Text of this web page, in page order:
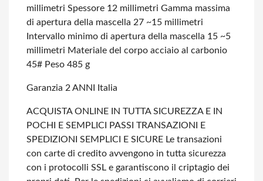
millimetri Spessore 12 millimetri Gamma massima
di apertura della mascella 27 ~15 millimetri
Intervallo minimo di apertura della mascella 15 ~5
millimetri Materiale del corpo acciaio al carbonio
45# Peso 485 g
Garanzia 2 ANNI Italia
ACQUISTA ONLINE IN TUTTA SICUREZZA E IN
POCHI E SEMPLICI PASSI TRANSAZIONI E
SPEDIZIONI SEMPLICI E SICURE Le transazioni
con carte di credito avvengono in tutta sicurezza
con i protocolli SSL e garantiscono il criptagio dei